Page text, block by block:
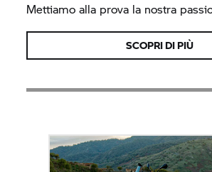
Mettiamo alla prova la nostra
SCOPRI DI PIÙ